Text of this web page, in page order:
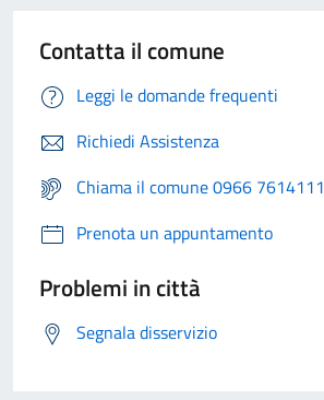
Contatta il comune
Leggi le domande frequenti
Richiedi Assistenza
Chiama il comune 0966 7614111
Prenota un appuntamento
Problemi in città
Segnala disservizio